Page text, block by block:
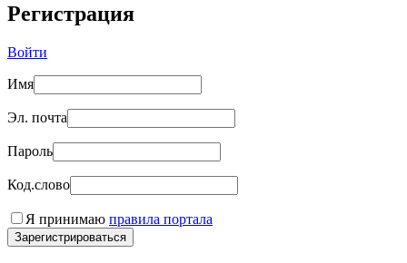
Регистрация
Войти
Имя
Эл. почта
Пароль
Код.слово
Я принимаю правила портала
Зарегистрироваться